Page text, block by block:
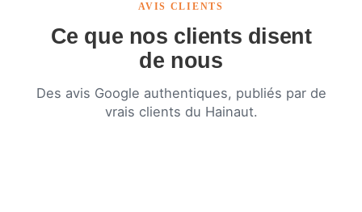
AVIS CLIENTS
Ce que nos clients disent
de nous
Des avis Google authentiques, publiés par de
vrais clients du Hainaut.